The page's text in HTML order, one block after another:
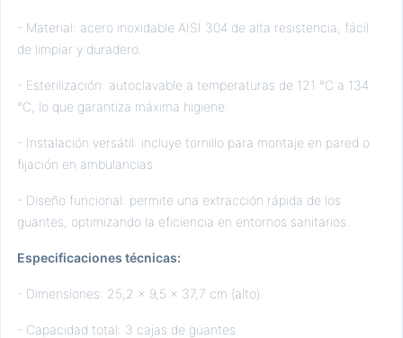
- Material: acero inoxidable AISI 304 de alta resistencia, fácil
de limpiar y duradero.
- Esterilización: autoclavable a temperaturas de 121 °C a 134
°C, lo que garantiza máxima higiene.
- Instalación versátil: incluye tornillo para montaje en pared o
fijación en ambulancias.
- Diseño funcional: permite una extracción rápida de los
guantes, optimizando la eficiencia en entornos sanitarios.
Especificaciones técnicas:
- Dimensiones: 25,2 x 9,5 x 37,7 cm (alto).
- Capacidad total: 3 cajas de guantes.